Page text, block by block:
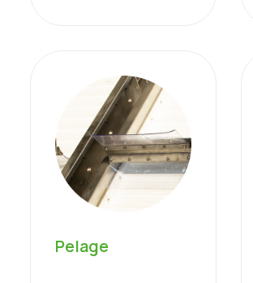
Pelage